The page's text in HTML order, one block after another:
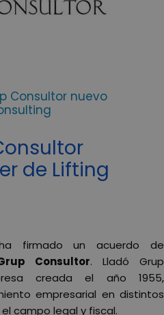
Consultor nuevo
de Lifting
firmado un acuerdo de
Consultor. Lladó Grup
creada el año 1955,
empresarial en distintos
campo legal y fiscal.